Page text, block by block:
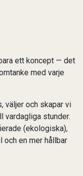
ett koncept — det
med varje
väljer och skapar vi
vardagliga stunder.
(ekologiska),
en mer hållbar